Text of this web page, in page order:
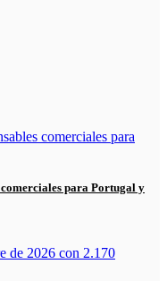
para Portugal y